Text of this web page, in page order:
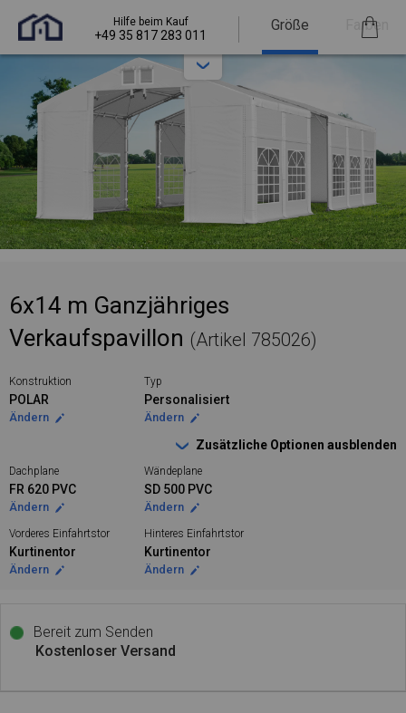
Hilfe beim Kauf
+49 35 817 283 011
Größe Farben
6x14 m Ganzjähriges
Verkaufspavillon (Artikel 785026)
Konstruktion
POLAR
Ändern
Typ
Personalisiert
Ändern
Zusätzliche Optionen ausblenden
Dachplane
FR 620 PVC
Ändern
Wändeplane
SD 500 PVC
Ändern
Vorderes Einfahrtstor
Kurtinentor
Ändern
Hinteres Einfahrtstor
Kurtinentor
Ändern
Bereit zum Senden
Kostenloser Versand